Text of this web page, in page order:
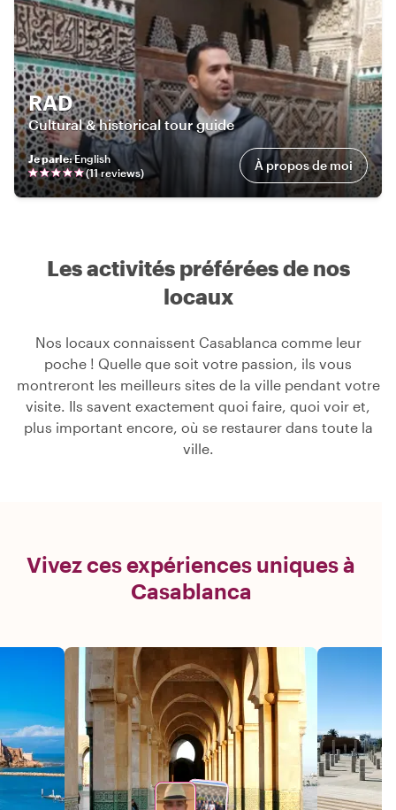
RAD
Cultural & historical tour guide
Je parle:English
(11reviews) À propos de moi
Les activités préférées de nos
locaux
Nos locaux connaissent Casablanca comme leur
poche ! Quelle que soit votre passion, ils vous
montreront les meilleurs sites de la ville pendant votre
visite. Ils savent exactement quoi faire, quoi voir et,
plus important encore, où se restaurer dans toute la
ville.
Vivez ces expériences uniques à
Casablanca